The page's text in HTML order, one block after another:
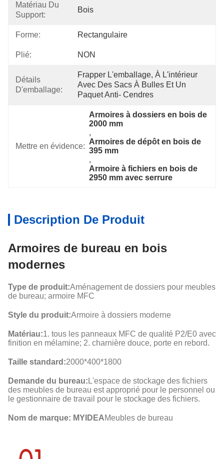
Matériau Du
Support:
Bois
Forme: Rectangulaire
Plié: NON
Détails
D'emballage:
Frapper L'emballage, À L'intérieur
Avec Des Sacs À Bulles Et Un
Paquet Anti- Cendres
Mettre en évidence:
Armoires à dossiers en bois de
2000 mm
,
Armoires de dépôt en bois de
395 mm
,
Armoire à fichiers en bois de
2950 mm avec serrure
Description De Produit
Armoires de bureau en bois
modernes
Type de produit:Aménagement de dossiers pour meubles
de bureau; armoire MFC
Style du produit:Armoire à dossiers moderne
Matériau:1. tous les panneaux MFC de qualité P2/E0 avec
finition en mélamine; 2. charnière douce, porte en rebord.
Taille standard:2000*400*1800
Demande du bureau: L'espace de stockage des fichiers
des meubles de bureau est approprié pour le personnel ou
le gestionnaire de travail pour le stockage des fichiers.
Nom de marque: MYIDEAMeubles de bureau